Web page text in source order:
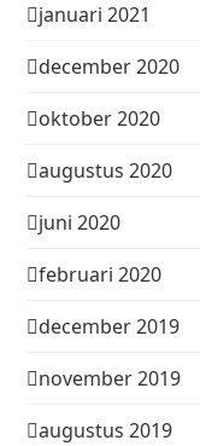
januari 2021
december 2020
oktober 2020
augustus 2020
juni 2020
februari 2020
december 2019
november 2019
augustus 2019